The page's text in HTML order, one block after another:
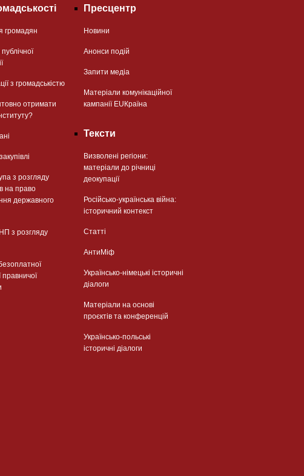
громадян
з громадськістю
отримати
з розгляду
на право
державного
з розгляду
правничої
Пресцентр
Новини
Анонси подій
Запити медіа
Матеріали комунікаційної
кампанії EUКраїна
Тексти
Визволені регіони:
матеріали до річниці
деокупації
Російсько-українська війна:
історичний контекст
Статті
АнтиМіф
Українсько-німецькі історичні
діалоги
Матеріали на основі
проєктів та конференцій
Українсько-польські
історичні діалоги